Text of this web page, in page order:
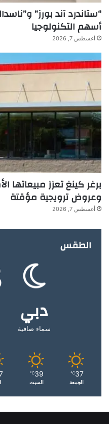
“ستاندرد آند بورز”
أسهم التكنولوجيا
أغسطس 7, 2026
برغر كينغ تعزز مبيعاتها
وعروض ترويجية مؤقتة
أغسطس 7, 2026
الطقس
دبي
سماء صافية
37
℃
الجمعة
39
℃
السبت